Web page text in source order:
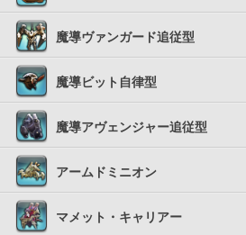
魔導ヴァンガード追従型
魔導ビット自律型
魔導アヴェンジャー追従型
アームドミニオン
マメット・キャリアー